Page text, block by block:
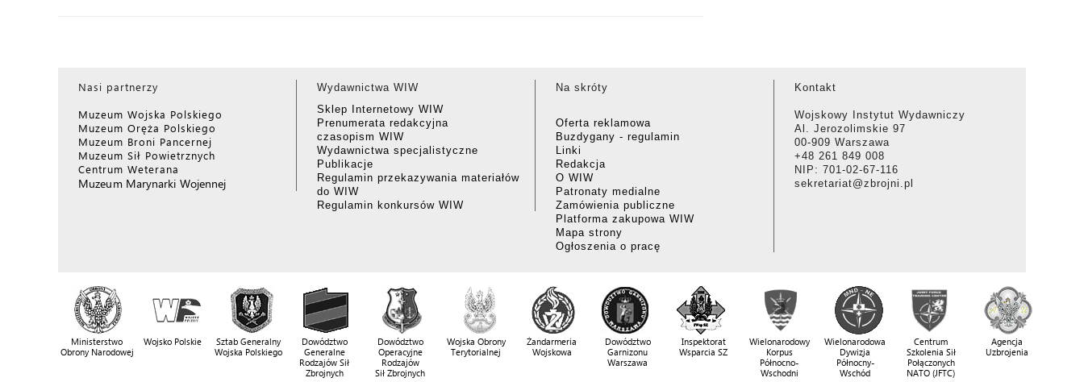
Nasi partnerzy
Muzeum Wojska Polskiego
Muzeum Oręża Polskiego
Muzeum Broni Pancernej
Muzeum Sił Powietrznych
Centrum Weterana
Muzeum Marynarki Wojennej
Wydawnictwa WIW
Sklep Internetowy WIW
Prenumerata redakcyjna
czasopism WIW
Wydawnictwa specjalistyczne
Publikacje
Regulamin przekazywania materiałów
do WIW
Regulamin konkursów WIW
Na skróty
Oferta reklamowa
Buzdygany - regulamin
Linki
Redakcja
O WIW
Patronaty medialne
Zamówienia publiczne
Platforma zakupowa WIW
Mapa strony
Ogłoszenia o pracę
Kontakt
Wojskowy Instytut Wydawniczy
Al. Jerozolimskie 97
00-909 Warszawa
+48 261 849 008
NIP: 701-02-67-116
sekretariat@zbrojni.pl
Ministerstwo
Obrony Narodowej
Wojsko Polskie
Sztab Generalny
Wojska Polskiego
Dowództwo
Generalne
Rodzajów Sił
Zbrojnych
Dowództwo
Operacyjne
Rodzajów
Sił Zbrojnych
Wojska Obrony
Terytorialnej
Żandarmeria
Wojskowa
Dowództwo
Garnizonu
Warszawa
Inspektorat
Wsparcia SZ
Wielonarodowy
Korpus
Północno-
Wschodni
Wielonarodowa
Dywizja
Północny-
Wschód
Centrum
Szkolenia Sił
Połączonych
NATO (JFTC)
Agencja
Uzbrojenia